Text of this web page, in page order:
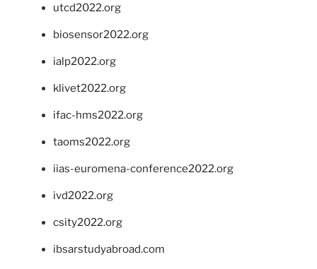
utcd2022.org
biosensor2022.org
ialp2022.org
klivet2022.org
ifac-hms2022.org
taoms2022.org
iias-euromena-conference2022.org
ivd2022.org
csity2022.org
ibsarstudyabroad.com